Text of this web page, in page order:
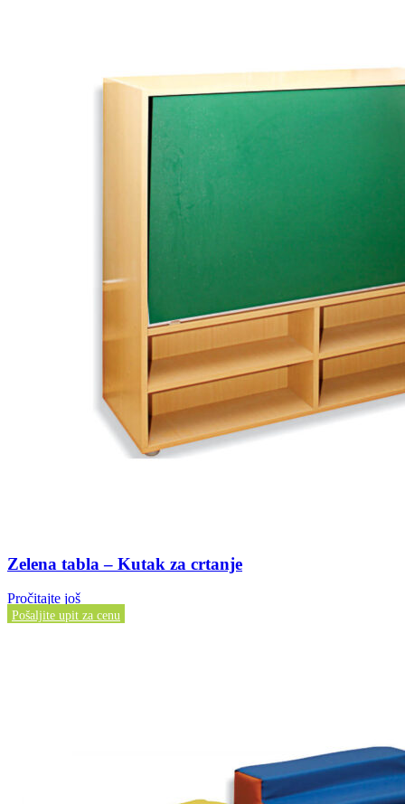
Zelena tabla – Kutak za crtanje
Pročitajte još
Pošaljite upit za cenu